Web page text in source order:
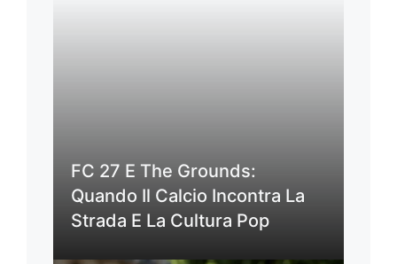
FC 27 E The Grounds:
Quando Il Calcio Incontra La
Strada E La Cultura Pop